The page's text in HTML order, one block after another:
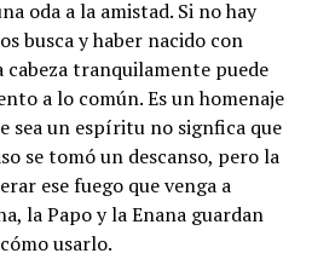
oda a la amistad. Si no hay
busca y haber nacido con
cabeza tranquilamente puede
a lo común. Es un homenaje
sea un espíritu no signfica que
se tomó un descanso, pero la
ese fuego que venga a
la Papo y la Enana guardan
usarlo.